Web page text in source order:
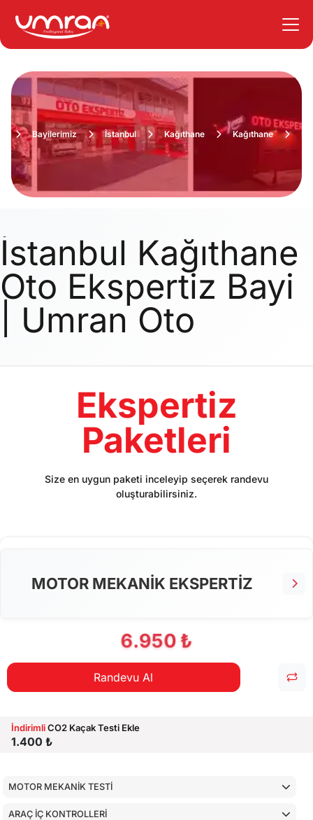
Bayilerimiz İstanbul Kağıthane Kağıthane
İstanbul Kağıthane
Oto Ekspertiz Bayi
| Umran Oto
Ekspertiz
Paketleri
Size en uygun paketi inceleyip seçerek randevu
oluşturabilirsiniz.
MOTOR MEKANİK EKSPERTİZ
6.950 ₺
Randevu Al
İndirimliCO2 Kaçak Testi Ekle
1.400 ₺
MOTOR MEKANİK TESTİ
ARAÇ İÇ KONTROLLERİ